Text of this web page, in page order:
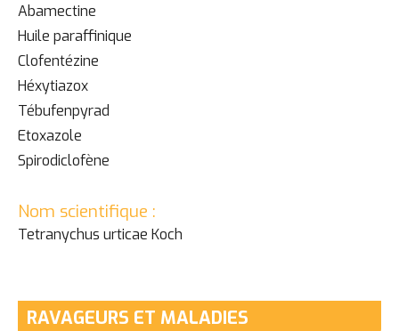
Abamectine
Huile paraffinique
Clofentézine
Héxytiazox
Tébufenpyrad
Etoxazole
Spirodiclofène
Nom scientifique :
Tetranychus urticae Koch
RAVAGEURS ET MALADIES